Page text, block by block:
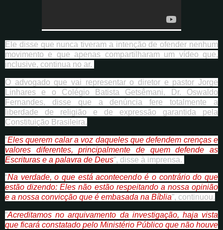
Ele disse que nunca tiveram a intenção de ofender nenhum
movimento e que apenas compartilharam um vídeo que,
inclusive, continua no ar.
O advogado que vai representar o diretor e pastor Jorge
Linhares e o Colégio Batista Getsêmani, Dr. Oswaldo
Fernandes, disse que a denúncia fere totalmente a
liberdade de religião e de expressão garantida pela
Constituição Brasileira.
“Eles querem calar a voz daqueles que defendem crenças e
valores diferentes, principalmente de quem defende as
Escrituras e a palavra de Deus”, disse à imprensa.
“Na verdade, o que está acontecendo é o contrário do que
estão dizendo: Eles não estão respeitando a nossa opinião
e a nossa convicção que é embasada na Bíblia”, continuou.
“Acreditamos no arquivamento da investigação, haja vista
que ficará constatado pelo Ministério Público que não houve